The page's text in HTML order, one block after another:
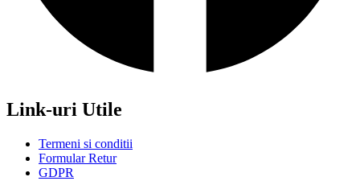
Link-uri Utile
Termeni si conditii
Formular Retur
GDPR